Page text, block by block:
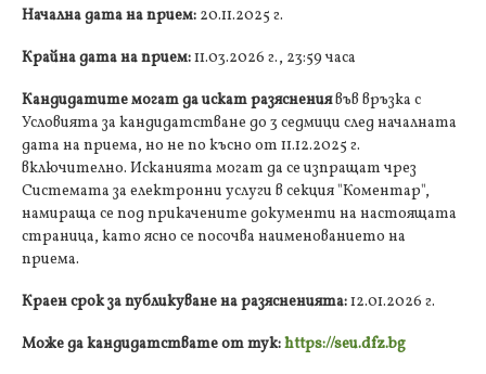
Начална дата на прием: 20.11.2025 г.
Крайна дата на прием:11.03.2026 г., 23:59 часа
Кандидатите могат да искат разяснениявъв връзка с
Условията за кандидатстване до 3 седмици след началната
дата на приема, но не по късно от 11.12.2025 г.
включително. Исканията могат да се изпращат чрез
Системата за електронни услуги в секция "Коментар",
намираща се под прикачените документи на настоящата
страница, като ясно се посочва наименованието на
приема.
Краен срок за публикуване на разясненията:12.01.2026 г.
Може да кандидатствате от тук:https://seu.dfz.bg